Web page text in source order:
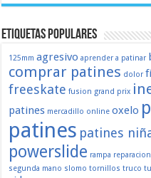
Etiquetas populares
125mm agresivo aprender a patinar
comprar patines dolor
freeskate fusion grand prix
patines mercadillo online oxelo
patines patines
powerslide rampa
segunda mano slomo tornillos truco